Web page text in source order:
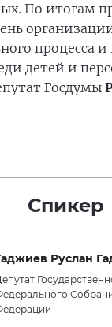
По итогам
процесса
детей и
Госдумы
Спикер
Руслан